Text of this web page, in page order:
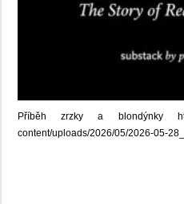
Příběh zrzky a blondýnky
content/uploads/2026/05/2026-05-